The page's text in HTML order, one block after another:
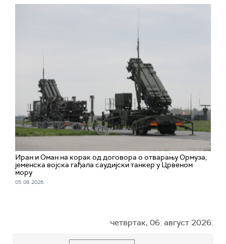
Иран и Оман на корак од договора о отварању Ормуза;
jеменска војска гађала саудијски танкер у Црвеном
мору
05. 08. 2026.
четвртак, 06. август 2026.